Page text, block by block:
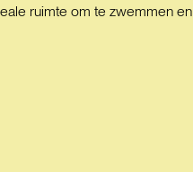
ruimte om te zwemmen